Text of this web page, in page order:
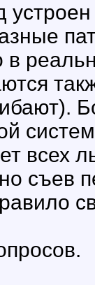
в
всех
съев